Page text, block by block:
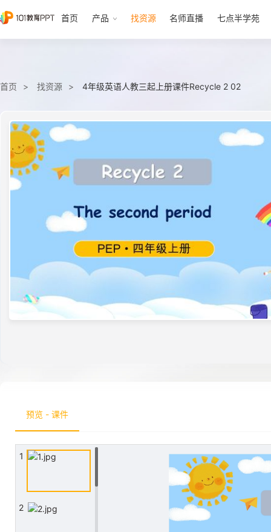
首页 产品 找资源 名师直播 七点半学苑
首页 找资源 4年级英语人教三起上册课件Recycle 2 02
预览 - 课件
1
2